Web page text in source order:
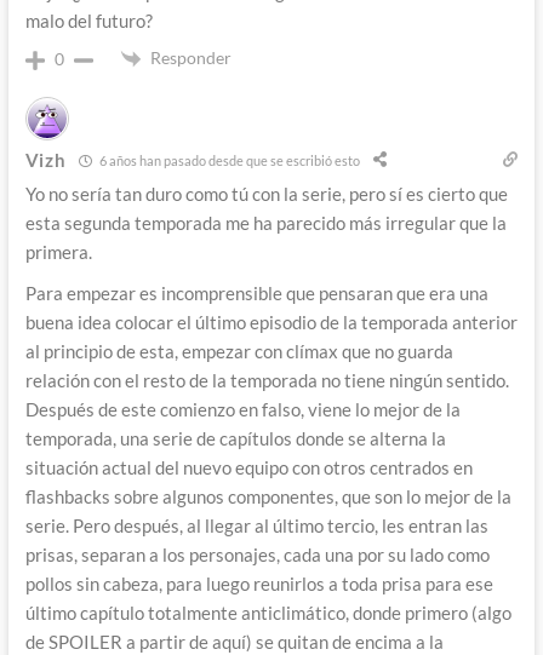
malo del futuro?
0 Responder
Vizh 6 años han pasado desde que se escribió esto
Yo no sería tan duro como tú con la serie, pero sí es cierto que
esta segunda temporada me ha parecido más irregular que la
primera.
Para empezar es incomprensible que pensaran que era una
buena idea colocar el último episodio de la temporada anterior
al principio de esta, empezar con clímax que no guarda
relación con el resto de la temporada no tiene ningún sentido.
Después de este comienzo en falso, viene lo mejor de la
temporada, una serie de capítulos donde se alterna la
situación actual del nuevo equipo con otros centrados en
flashbacks sobre algunos componentes, que son lo mejor de la
serie. Pero después, al llegar al último tercio, les entran las
prisas, separan a los personajes, cada una por su lado como
pollos sin cabeza, para luego reunirlos a toda prisa para ese
último capítulo totalmente anticlimático, donde primero (algo
de SPOILER a partir de aquí) se quitan de encima a la